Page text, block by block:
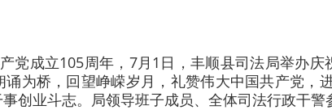
党成立105周年，7月1日，丰顺县司法局举办庆
为桥，回望峥嵘岁月，礼赞伟大中国共产党，
创业斗志。局领导班子成员、全体司法行政干警